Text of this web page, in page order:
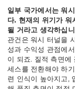
일부 국가에서는 워
다. 현재의 위기가 워
될 거라고 생각하십
관건은 워시 터널을
성과 수익성 관점에
이 되죠. 질적 측면에
세스를 전환해야 하
련 인식이 높아지고,